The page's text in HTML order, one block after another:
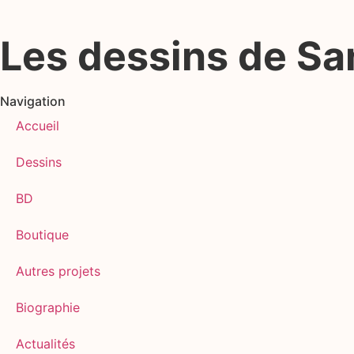
Les dessins de
Navigation
Accueil
Dessins
BD
Boutique
Autres projets
Biographie
Actualités